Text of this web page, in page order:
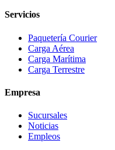
Servicios
Paquetería Courier
Carga Aérea
Carga Marítima
Carga Terrestre
Empresa
Sucursales
Noticias
Empleos